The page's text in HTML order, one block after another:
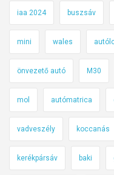
iaa 2024 buszsáv
mini wales
önvezető autó M30
mol autómatrica
vadveszély koccanás
kerékpársáv baki